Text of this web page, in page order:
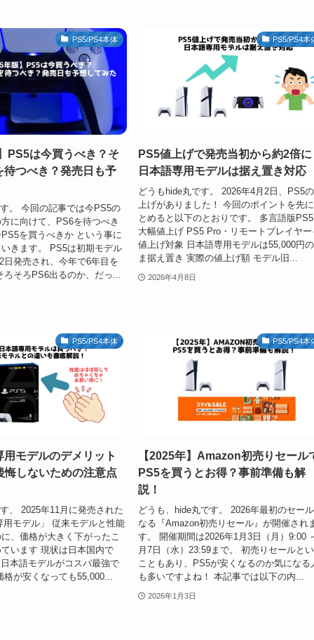
PS5/PS4本体
PS5は今買うべき？そ
待つべき？発売日も予
。 今回の記事では今PS5の
に向けて、PS6を待つべき
を買うべきか という事に
きます。 PS5は初期モデル
日発売され、今年で6年目を
そろPS6出るのか、だっ...
PS5/PS4本
PS5値上げで発売当初から約2倍に
日本語専用モデルは据え置き対応
どうもhide丸です。 2026年4月2日、PS5
上げがありました！ 今回のポイントを先に
とめると以下のとおりです。 多言語版
大幅値上げ PS5 Pro・リモートプレイヤー
値上げ対象 日本語専用モデルは55,000円の
ま据え置き 実際の値上げ額 モデル旧...
2026年4月8日
PS5/PS4本体
モデルのデメリット
悔しないための注意点
、 2025年11月に発売された
モデル」 従来モデルと性能
、価格が大きく下がったこ
います 現状は日本国内で
本語モデルがコスパ最強で
が安くなっても55,000...
PS5/PS4本
【2025年】Amazon初売りセール
PS5を買うとお得？事前準備も解
説！
どうも、hide丸です。 2026年最初のセール
なる『Amazon初売りセール』が開催され
す。 開催期間は2026年1月3日（月）9:00
月7日（水）23:59まで。 初売りセールとい
こともあり、PS5が安くなるのか気になる
も多いですよね！ 本記事では以下の内...
2026年1月3日